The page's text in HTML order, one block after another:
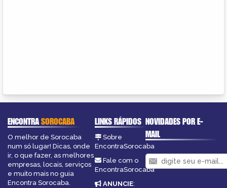
ENCONTRASOROCABA
O melhor de Sorocaba
num só lugar! Dicas, onde
ir, o que fazer, as melhores
empresas, locais, serviços
e muito mais no guia
Encontra Sorocaba.
LINKS RÁPIDOS
Sobre
EncontraSorocaba
Fale com o
EncontraSorocaba
ANUNCIE:
NOVIDADES POR E-
MAIL